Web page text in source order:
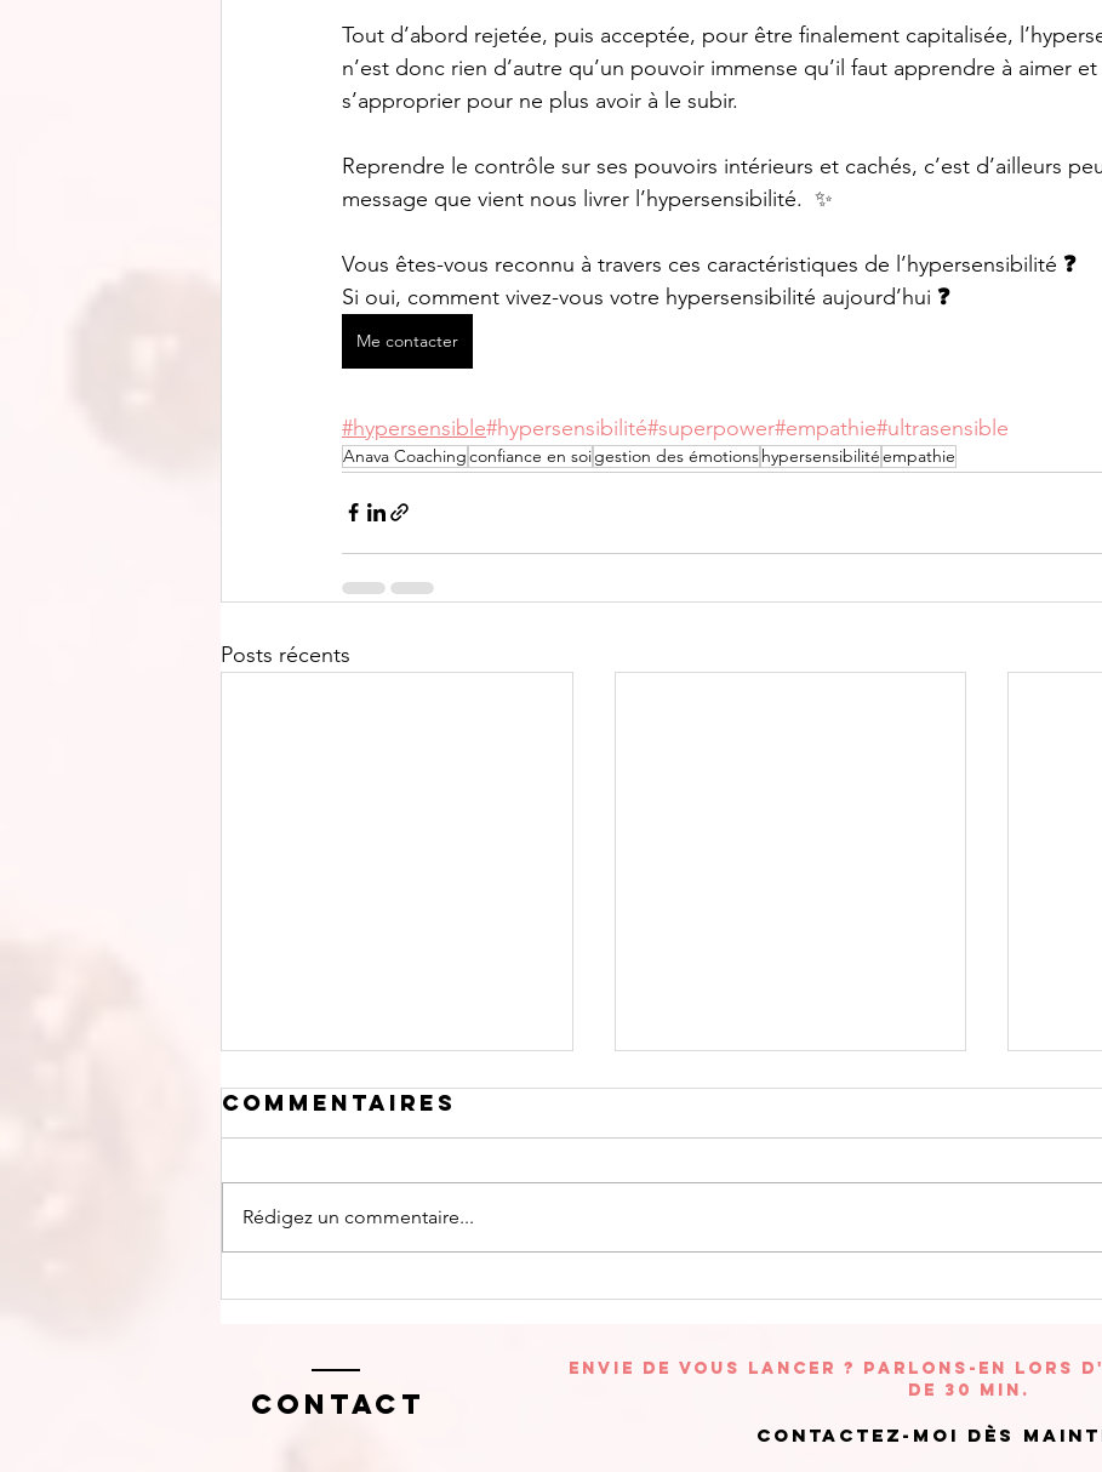
Tout d’abord rejetée, puis acceptée, pour être finalement capitalisée,
n’est donc rien d’autre qu’un pouvoir immense qu’il faut apprendre à aimer et
s’approprier pour ne plus avoir à le subir.
Reprendre le contrôle sur ses pouvoirs intérieurs et cachés, c’est d’ailleurs
message que vient nous livrer l’hypersensibilité. ✨
Vous êtes-vous reconnu à travers ces caractéristiques de l’hypersensibilité ❓
Si oui, comment vivez-vous votre hypersensibilité aujourd’hui ❓
Me contacter
#hypersensible#hypersensibilité#superpower#empathie#ultrasensible
Anava Coachingconfiance en soigestion des émotionshypersensibilitéempathie
Posts récents
Visualisation
Visualisation
Commentaires
Rédigez un commentaire...
Contact
Envie de vous lancer ? Parlons-en lors
de 30 min.
Contactez-moi dès